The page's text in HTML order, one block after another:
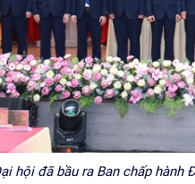
hội đã bầu ra Ban chấp hành